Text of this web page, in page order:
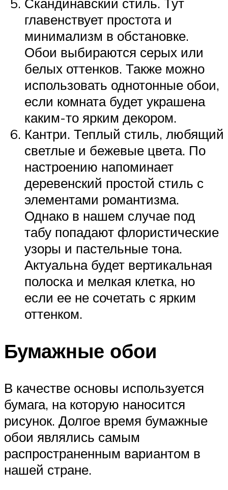
главенствует простота и
минимализм в обстановке.
Обои выбираются серых или
белых оттенков. Также можно
использовать однотонные обои,
если комната будет украшена
каким-то ярким декором.
Кантри. Теплый стиль, любящий
светлые и бежевые цвета. По
настроению напоминает
деревенский простой стиль с
элементами романтизма.
Однако в нашем случае под
табу попадают флористические
узоры и пастельные тона.
Актуальна будет вертикальная
полоска и мелкая клетка, но
если ее не сочетать с ярким
оттенком.
Бумажные обои
В качестве основы используется
бумага, на которую наносится
рисунок. Долгое время бумажные
обои являлись самым
распространенным вариантом в
нашей стране.